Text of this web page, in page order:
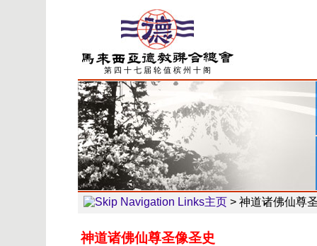
第 四 十 七 届 轮 值 槟 州 十 阁
主页 > 神道诸佛仙尊
神道诸佛仙尊圣像圣史